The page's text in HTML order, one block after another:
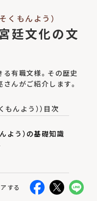
くもんよう）
廷文化の文
有職文様。その歴史
んがご紹介します。
んよう））目次
よう）の基礎知識
する